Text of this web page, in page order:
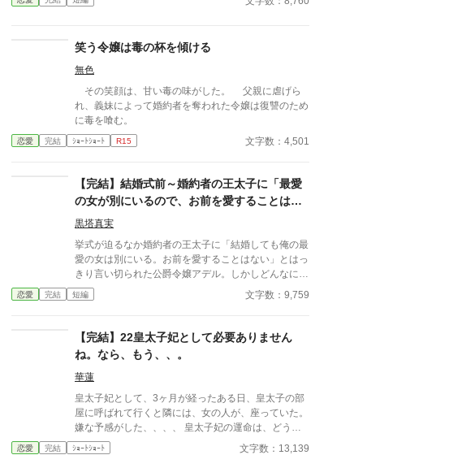
から」 女性ながらに剣術を学ぶエレナは可愛げがな
か？」 「今日の夜会のパートナーはお決まりです
か？」 その言葉でパートナー同伴の夜会に招待さ
れていたことを思い出した。いつものとおりライアン
と一緒に行くと思っていたので参加の返事を出してい
たのだ。 「……いいえ」 当日の欠席は著しく評価
を下げる。今後、家庭教師として仕事をしていきたい
と考えるのであれば、父親か兄に頼んででも行った方
がいいだろう。 「よければ僕と一緒に行きません
笑う令嬢は毒の杯を傾ける
無色
その笑顔は、甘い毒の味がした。 父親に虐げら
れ、義妹によって婚約者を奪われた令嬢は復讐のため
に毒を喰む。
恋愛 完結 ｼｮｰﾄｼｮｰﾄ R15 文字数：4,501
【完結】結婚式前～婚約者の王太子に「最愛
の女が別にいるので、お前を愛することはな
い」と言われました～
黒塔真実
挙式が迫るなか婚約者の王太子に「結婚しても俺の最
愛の女は別にいる。お前を愛することはない」とはっ
きり言い切られた公爵令嬢アデル。しかしどんなに婚
約者としてないがしろにされても女性としての誇りを
傷つけられても彼女は平気だった。なぜなら大切な
卒業ダンスパーティーの夜、アデルはかつてない、世
にも酷い仕打ちを受けるのだった―― ※神視点。■
なろうにも別タイトルで重複投稿←【ジャンル日間4
位】。
恋愛 完結 短編 文字数：9,759
【完結】22皇太子妃として必要ありません
ね。なら、もう、、。
華蓮
皇太子妃として、3ヶ月が経ったある日、皇太子の部
屋に呼ばれて行くと隣には、女の人が、座っていた。
嫌な予感がした、、、、 皇太子妃の運命は、どうな
るのでしょう？ 指導係、教育係編Part1
恋愛 完結 ｼｮｰﾄｼｮｰﾄ 文字数：13,139